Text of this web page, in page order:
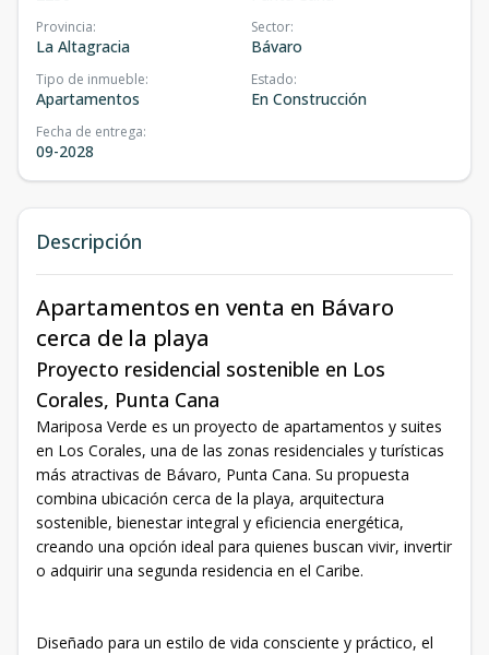
Provincia:
La Altagracia
Sector:
Bávaro
Tipo de inmueble:
Apartamentos
Estado:
En Construcción
Fecha de entrega:
09-2028
Descripción
Apartamentos en venta en Bávaro
cerca de la playa
Proyecto residencial sostenible en Los
Corales, Punta Cana
Mariposa Verde es un proyecto de apartamentos y suites
en Los Corales, una de las zonas residenciales y turísticas
más atractivas de Bávaro, Punta Cana. Su propuesta
combina ubicación cerca de la playa, arquitectura
sostenible, bienestar integral y eficiencia energética,
creando una opción ideal para quienes buscan vivir, invertir
o adquirir una segunda residencia en el Caribe.
Diseñado para un estilo de vida consciente y práctico, el